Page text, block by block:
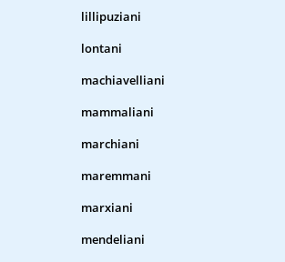
lillipuziani
lontani
machiavelliani
mammaliani
marchiani
maremmani
marxiani
mendeliani